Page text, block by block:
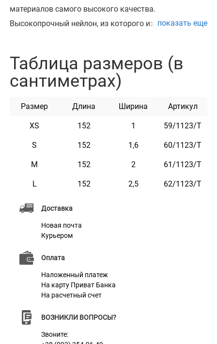
Доставка
Новая почта
Курьером
Оплата
Наложенный платеж
На карту Приват Банка
На расчетный счет
ВОЗНИКЛИ ВОПРОСЫ?
Звоните:
материалов самого высокого качества.
Высокопрочный нейлон, из которого изготовлен
Поводок укомплектован надежным металлическим
карабином с карбоновым покрытием.
воды. Он практичен и неприхотлив в уходе.
Характеристики
Материал Нейлон
Фурнитура Металл с Карбоновым Покрытием
показать еще
Таблица размеров (в
сантиметрах)
Размер Длина Ширина Артикул
XS 152 1 59/1123/T
S 152 1,6 60/1123/Т
M 152 2 61/1123/Т
L 152 2,5 62/1123/Т